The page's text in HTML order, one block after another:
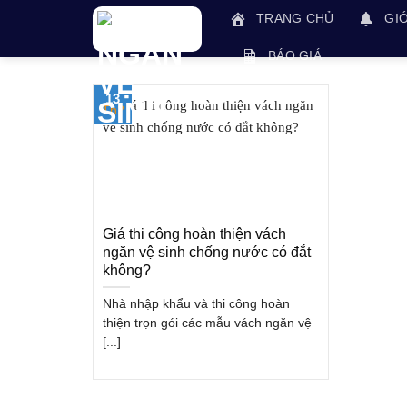
TRANG CHỦ
BÁO GIÁ
Giá thi công hoàn thiện vách
ngăn vệ sinh chống nước có đắt
không?
Nhà nhập khẩu và thi công hoàn
thiện trọn gói các mẫu vách ngăn vệ
[...]
13
Th2